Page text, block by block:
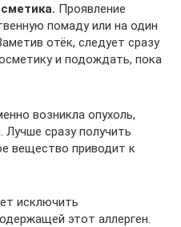
Проявление
помаду или на один
отёк, следует сразу
и подождать, пока
возникла опухоль,
сразу получить
вещество приводит к
исключить
этот аллерген.